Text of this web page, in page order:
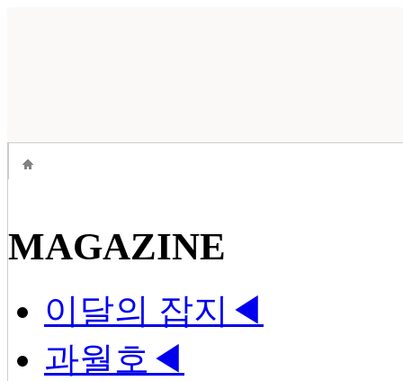
MAGAZINE
이달의 잡지 ◀
과월호 ◀